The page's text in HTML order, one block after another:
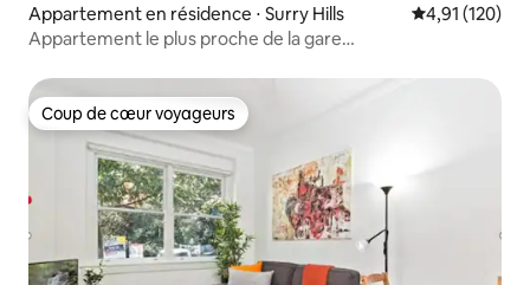
Appartement en résidence ⋅ Surry Hills Évaluation
4,91 (120)
Appartement le plus proche de la gare
Coup de cœur voyageurs
Coup de cœur voyageurs